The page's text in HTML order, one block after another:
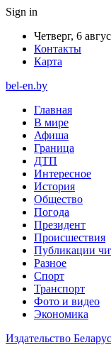
Sign in
Четверг, 6
Контакты
Карта
bel-en.by
Главная
В мире
Афиша
Граница
ДТП
Интересное
История
Общество
Погода
Президент
Происшествия
Публикации
Разное
Спорт
Транспорт
Фото и видео
Экономика
Издательство